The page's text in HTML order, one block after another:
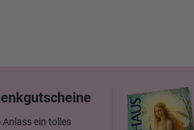
Anlass ein tolles